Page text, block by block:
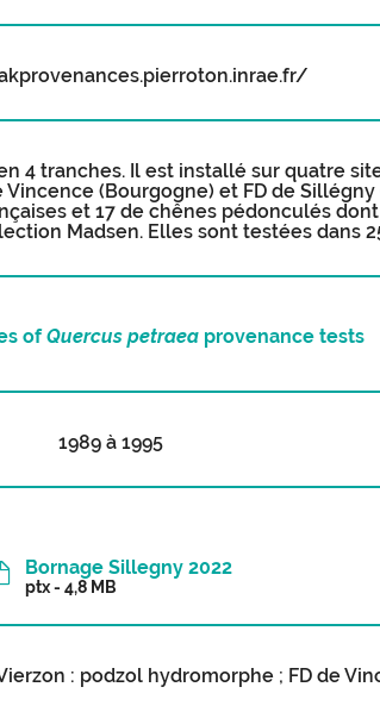
4 tranches. Il est installé sur quatre
Vincence (Bourgogne) et FD de
et 17 de chênes pédonculés
Madsen. Elles sont testées dans
ofQuercus petraea provenance tests
1989 à 1995
Bornage Sillegny 2022
ptx - 4,8 MB
: podzol hydromorphe ; FD de